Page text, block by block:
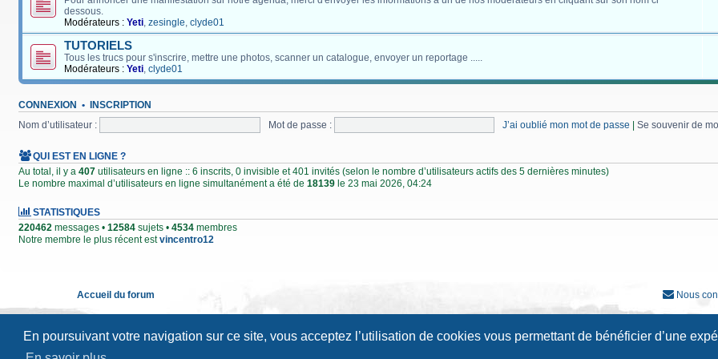
En poursuivant votre navigation sur ce site, vous acceptez l’utilisation de cookies vous permettant de bénéficier d’une
dessous.
Modérateurs : Yeti, zesingle, clyde01
TUTORIELS
Tous les trucs pour s'inscrire, mettre une photos, scanner un catalogue, envoyer un reportage .....
Modérateurs : Yeti, clyde01
CONNEXION • INSCRIPTION
Nom d’utilisateur : Mot de passe : J’ai oublié mon mot de passe | Se souvenir de
QUI EST EN LIGNE ?
Au total, il y a 407 utilisateurs en ligne :: 6 inscrits, 0 invisible et 401 invités (selon le nombre d’utilisateurs actifs des 5 dernières minutes)
Le nombre maximal d’utilisateurs en ligne simultanément a été de 18139 le 23 mai 2026, 04:24
STATISTIQUES
220462 messages • 12584 sujets • 4534 membres
Notre membre le plus récent estvincentro12
Accueil du forum Nous
Traduction française officielle©Qiaeru